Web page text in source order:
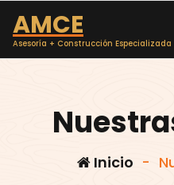
contenido
AMCE
Asesoría + Construcción Especializada
Inicio -